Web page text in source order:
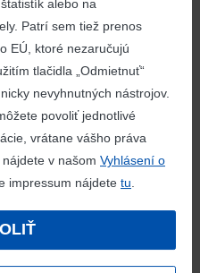
alebo na
Patrí sem tiež prenos
EÚ, ktoré nezaručujú
tlačidla „Odmietnuť“
nevyhnutných nástrojov.
povoliť jednotlivé
vrátane vášho práva
v našom Vyhlásení o
impressum nájdete tu